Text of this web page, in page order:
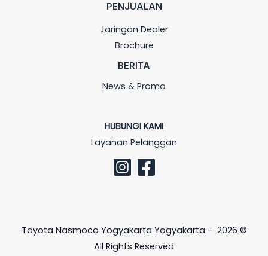
PENJUALAN
Jaringan Dealer
Brochure
BERITA
News & Promo
HUBUNGI KAMI
Layanan Pelanggan
Toyota Nasmoco Yogyakarta Yogyakarta - 2026 ©
All Rights Reserved